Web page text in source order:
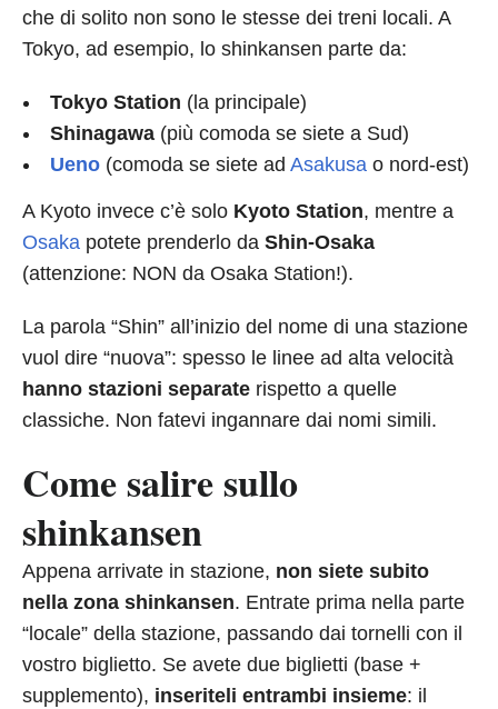
che di solito non sono le stesse dei treni locali. A
Tokyo, ad esempio, lo shinkansen parte da:
Tokyo Station (la principale)
Shinagawa (più comoda se siete a Sud)
Ueno (comoda se siete ad Asakusa o nord-est)
A Kyoto invece c’è solo Kyoto Station, mentre a
Osaka potete prenderlo da Shin-Osaka
(attenzione: NON da Osaka Station!).
La parola “Shin” all’inizio del nome di una stazione
vuol dire “nuova”: spesso le linee ad alta velocità
hanno stazioni separate rispetto a quelle
classiche. Non fatevi ingannare dai nomi simili.
Come salire sullo
shinkansen
Appena arrivate in stazione, non siete subito
nella zona shinkansen. Entrate prima nella parte
“locale” della stazione, passando dai tornelli con il
vostro biglietto. Se avete due biglietti (base +
supplemento), inseriteli entrambi insieme: il